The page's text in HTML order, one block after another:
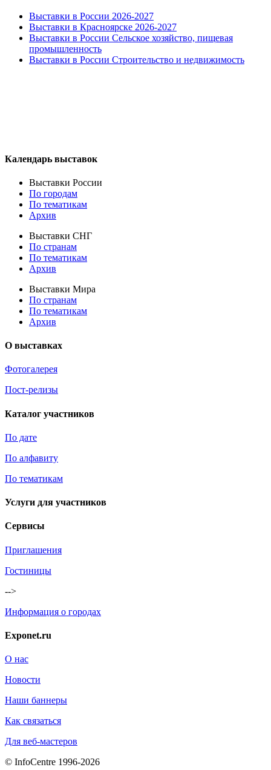
Выставки в России 2026-2027
Выставки в Красноярске 2026-2027
Выставки в России Сельское хозяйство, пищевая
промышленность
Выставки в России Строительство и недвижимость
Календарь выставок
Выставки России
По городам
По тематикам
Архив
Выставки СНГ
По странам
По тематикам
Архив
Выставки Мира
По странам
По тематикам
Архив
О выставках
Фотогалерея
Пост-релизы
Каталог участников
По дате
По алфавиту
По тематикам
Услуги для участников
Сервисы
Приглашения
Гостиницы
-->
Информация о городах
Exponet.ru
О нас
Новости
Наши баннеры
Как связаться
Для веб-мастеров
© InfoCentre 1996-2026